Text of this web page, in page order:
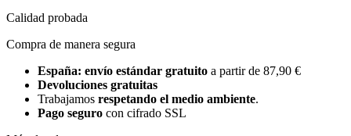
Calidad probada
Compra de manera segura
España: envío estándar gratuito a partir de 87,90 €
Devoluciones gratuitas
Trabajamos respetando el medio ambiente.
Pago seguro con cifrado SSL